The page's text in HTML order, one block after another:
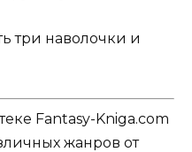
три наволочки и
Fantasy-Kniga.com
жанров от